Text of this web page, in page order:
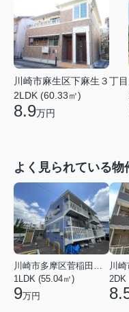
川崎市麻生区下麻生３丁目
2LDK (60.33㎡)
8.9万円
よく見られている物
川崎市多摩区菅稲田堤２丁目
1LDK (55.04㎡)
9万円
2DK